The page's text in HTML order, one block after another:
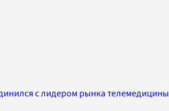
с лидером рынка телемедицины